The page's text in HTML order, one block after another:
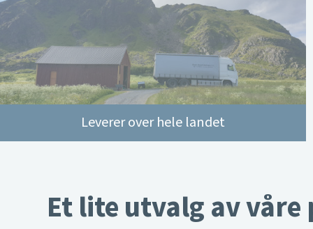
Leverer over hele landet
Et lite utvalg av